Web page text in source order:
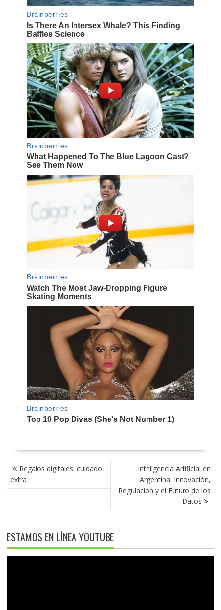
NAVEGACIÓN
DE
ENTRADAS
Regalos digitales, cuidado
extra
Inteligencia Artificial en
Argentina: Innovación,
Regulación y el Futuro de los
Datos
ESTAMOS EN LÍNEA YOUTUBE